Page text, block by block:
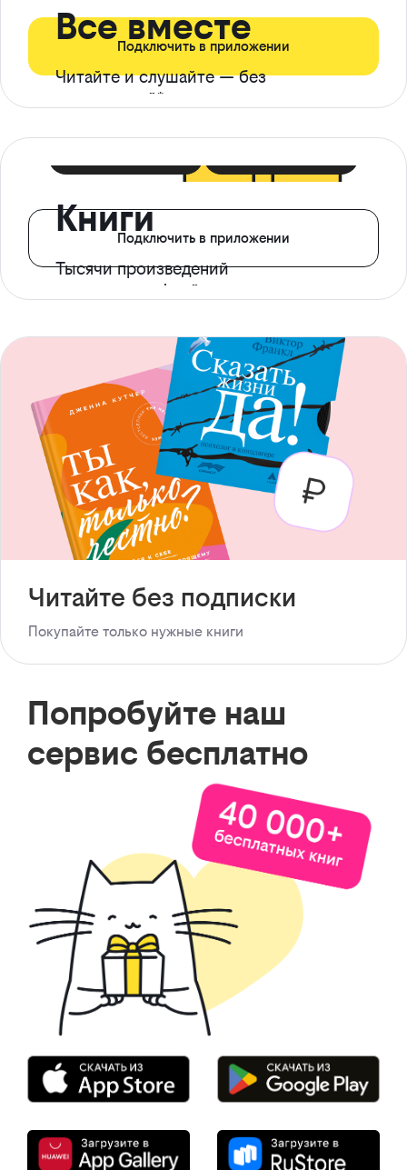
Все вместе
Читайте и слушайте — без
ограничений*
Подключить в приложении
Книги
Тысячи произведений
с доступом офлайн
Подключить в приложении
Читайте без подписки
Покупайте только нужные книги
Попробуйте наш
сервис бесплатно